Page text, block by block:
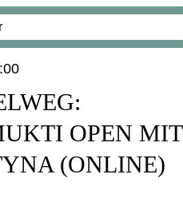
OPEN MIT
(ONLINE)